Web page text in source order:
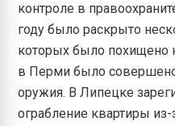
контроле в
году было раскрыто
которых было похищено
в Перми было
оружия. В Липецке
ограбление квартиры